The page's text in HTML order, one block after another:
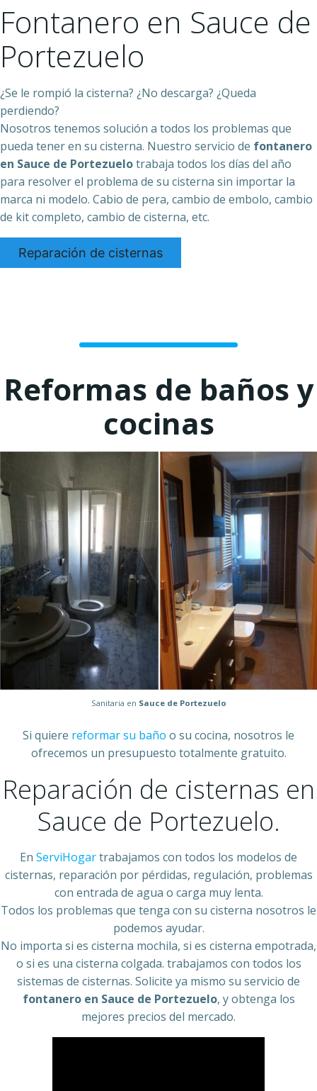
Fontanero en Sauce de
Portezuelo
¿Se le rompió la cisterna? ¿No descarga? ¿Queda
perdiendo?
Nosotros tenemos solución a todos los problemas que
pueda tener en su cisterna. Nuestro servicio de fontanero
en Sauce de Portezuelotrabaja todos los días del año
para resolver el problema de su cisterna sin importar la
marca ni modelo. Cabio de pera, cambio de embolo, cambio
de kit completo, cambio de cisterna, etc.
Reparación de cisternas
Reformas de baños y
cocinas
Sanitaria en Sauce de Portezuelo
Si quiere reformar su baño o su cocina, nosotros le
ofrecemos un presupuesto totalmente gratuito.
Reparación de cisternas en
Sauce de Portezuelo.
En ServiHogartrabajamos con todos los modelos de
cisternas, reparación por pérdidas, regulación, problemas
con entrada de agua o carga muy lenta.
Todos los problemas que tenga con su cisterna nosotros le
podemos ayudar.
No importa si es cisterna mochila, si es cisterna empotrada,
o si es una cisterna colgada. trabajamos con todos los
sistemas de cisternas. Solicite ya mismo su servicio de
fontanero en Sauce de Portezuelo, y obtenga los
mejores precios del mercado.